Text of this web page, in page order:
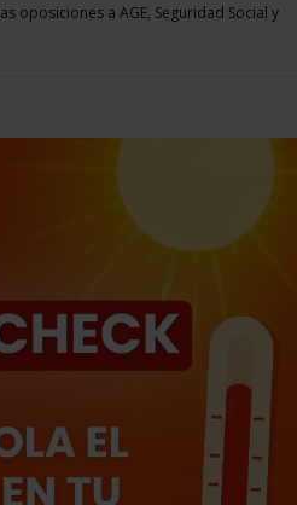
oposiciones a AGE, Seguridad Social y